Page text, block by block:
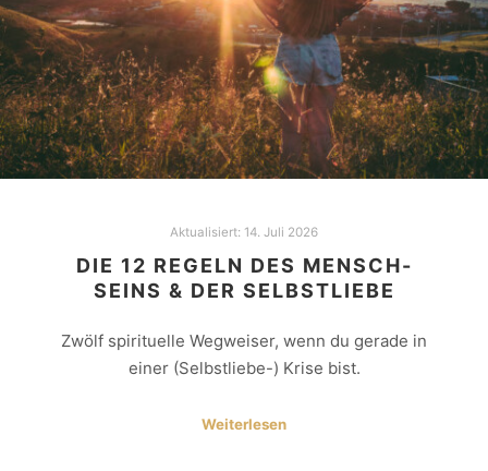
Aktualisiert: 14. Juli 2026
DIE 12 REGELN DES MENSCH-
SEINS & DER SELBSTLIEBE
Zwölf spirituelle Wegweiser, wenn du gerade in
einer (Selbstliebe-) Krise bist.
Weiterlesen